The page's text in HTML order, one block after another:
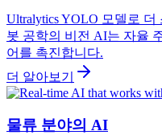
Ultralytics YOLO 모델로
봇 공학의 비전 AI는 자율
어를 촉진합니다.
더 알아보기
물류 분야의 AI